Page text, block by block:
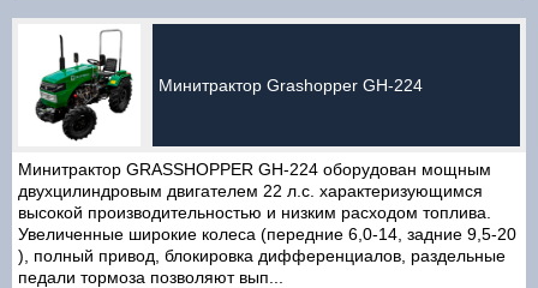
Минитрактор Grashopper GH-224
Минитрактор GRASSHOPPER GH-224 оборудован мощным
двухцилиндровым двигателем 22 л.с. характеризующимся
высокой производительностью и низким расходом топлива.
Увеличенные широкие колеса (передние 6,0-14, задние 9,5-20
), полный привод, блокировка дифференциалов, раздельные
педали тормоза позволяют вып...